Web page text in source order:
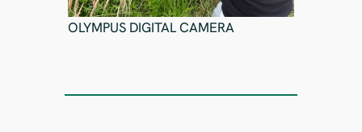
OLYMPUS DIGITAL CAMERA